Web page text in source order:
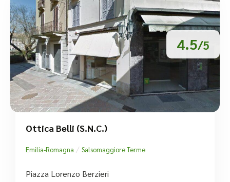
4.5/5
Ottica Belli (S.N.C.)
Emilia-Romagna / Salsomaggiore Terme
Piazza Lorenzo Berzieri